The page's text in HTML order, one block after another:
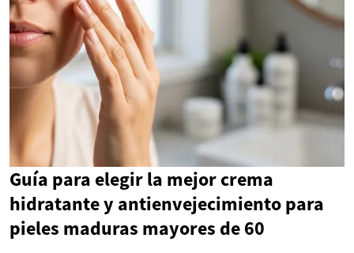
Guía para elegir la mejor crema
hidratante y antienvejecimiento para
pieles maduras mayores de 60